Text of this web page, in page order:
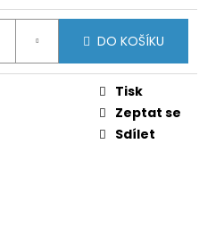
DO KOŠÍKU
Tisk
Zeptat se
Sdílet